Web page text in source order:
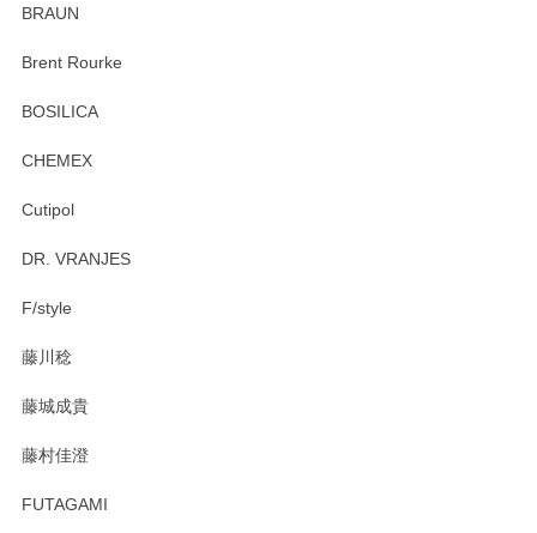
BRAUN
Brent Rourke
BOSILICA
CHEMEX
Cutipol
DR. VRANJES
F/style
藤川稔
藤城成貴
藤村佳澄
FUTAGAMI